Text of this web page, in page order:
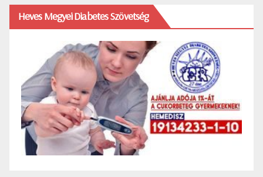
Heves Megyei Diabetes Szövetség